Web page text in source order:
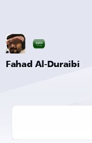
Fahad Al-Duraibi